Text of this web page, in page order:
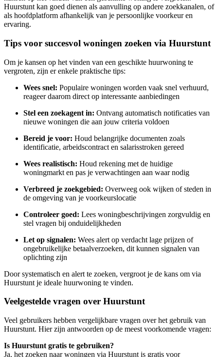
Huurstunt kan goed dienen als aanvulling op andere zoekkanalen, of
als hoofdplatform afhankelijk van je persoonlijke voorkeur en
ervaring.
Tips voor succesvol woningen zoeken via Huurstunt
Om je kansen op het vinden van een geschikte huurwoning te
vergroten, zijn er enkele praktische tips:
Wees snel: Populaire woningen worden vaak snel verhuurd,
reageer daarom direct op interessante aanbiedingen
Stel een zoekagent in: Ontvang automatisch notificaties van
nieuwe woningen die aan jouw criteria voldoen
Bereid je voor: Houd belangrijke documenten zoals
identificatie, arbeidscontract en salarisstroken gereed
Wees realistisch: Houd rekening met de huidige
woningmarkt en pas je verwachtingen aan waar nodig
Verbreed je zoekgebied: Overweeg ook wijken of steden in
de omgeving van je voorkeurslocatie
Controleer goed: Lees woningbeschrijvingen zorgvuldig en
stel vragen bij onduidelijkheden
Let op signalen: Wees alert op verdacht lage prijzen of
ongebruikelijke betaalverzoeken, dit kunnen signalen van
oplichting zijn
Door systematisch en alert te zoeken, vergroot je de kans om via
Huurstunt je ideale huurwoning te vinden.
Veelgestelde vragen over Huurstunt
Veel gebruikers hebben vergelijkbare vragen over het gebruik van
Huurstunt. Hier zijn antwoorden op de meest voorkomende vragen:
Is Huurstunt gratis te gebruiken?
Ja, het zoeken naar woningen via Huurstunt is gratis voor